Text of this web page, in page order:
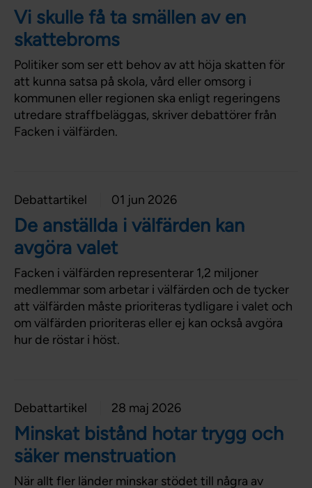
Vi skulle få ta smällen av en
skattebroms
Politiker som ser ett behov av att höja skatten för
att kunna satsa på skola, vård eller omsorg i
kommunen eller regionen ska enligt regeringens
utredare straffbeläggas, skriver debattörer från
Facken i välfärden.
Debattartikel 01 jun 2026
De anställda i välfärden kan
avgöra valet
Facken i välfärden representerar 1,2 miljoner
medlemmar som arbetar i välfärden och de tycker
att välfärden måste prioriteras tydligare i valet och
om välfärden prioriteras eller ej kan också avgöra
hur de röstar i höst.
Debattartikel 28 maj 2026
Minskat bistånd hotar trygg och
säker menstruation
När allt fler länder minskar stödet till några av